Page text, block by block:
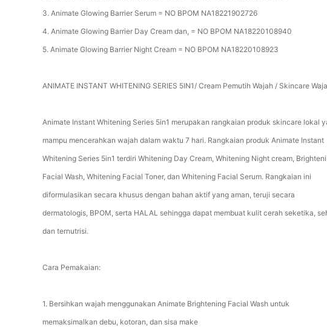
3. Animate Glowing Barrier Serum = NO BPOM NA18221902726
4. Animate Glowing Barrier Day Cream dan, = NO BPOM NA18220108940
5. Animate Glowing Barrier Night Cream = NO BPOM NA18220108923
ANIMATE INSTANT WHITENING SERIES 5IN1/ Cream Pemutih Wajah / Skincare
Animate Instant Whitening Series 5in1 merupakan rangkaian produk skincare lokal
mampu mencerahkan wajah dalam waktu 7 hari. Rangkaian produk Animate Instant
Whitening Series 5in1 terdiri Whitening Day Cream, Whitening Night cream,
Facial Wash, Whitening Facial Toner, dan Whitening Facial Serum. Rangkaian ini
diformulasikan secara khusus dengan bahan aktif yang aman, teruji secara
dermatologis, BPOM, serta HALAL sehingga dapat membuat kulit cerah seketika,
dan ternutrisi.
Cara Pemakaian:
1. Bersihkan wajah menggunakan Animate Brightening Facial Wash untuk
memaksimalkan debu, kotoran, dan sisa make